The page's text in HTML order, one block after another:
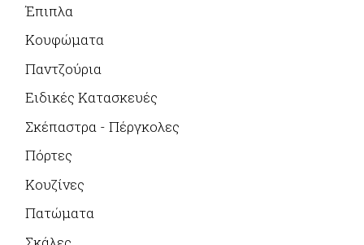
Έπιπλα
Κουφώματα
Παντζούρια
Ειδικές Κατασκευές
Σκέπαστρα - Πέργκολες
Πόρτες
Κουζίνες
Πατώματα